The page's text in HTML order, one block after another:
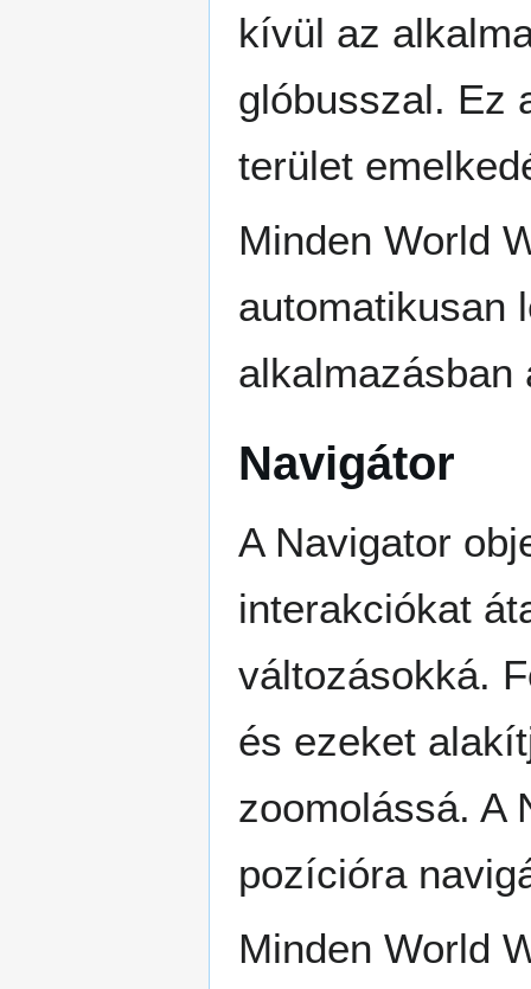
kívül az
glóbusszal. Ez
terület
Minden World
automatikusan
alkalmazásban
Navigátor
A Navigator
interakciókat
változásokká.
és ezeket
zoomolássá. A
pozícióra
Minden World